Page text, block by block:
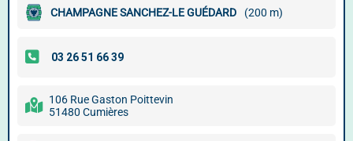
CHAMPAGNE SANCHEZ-LE GUÉDARD (200 m)
106 Rue Gaston Poittevin
51480 Cumières